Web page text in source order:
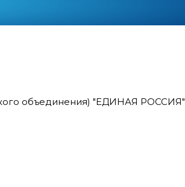
объединения) "ЕДИНАЯ РОССИЯ"